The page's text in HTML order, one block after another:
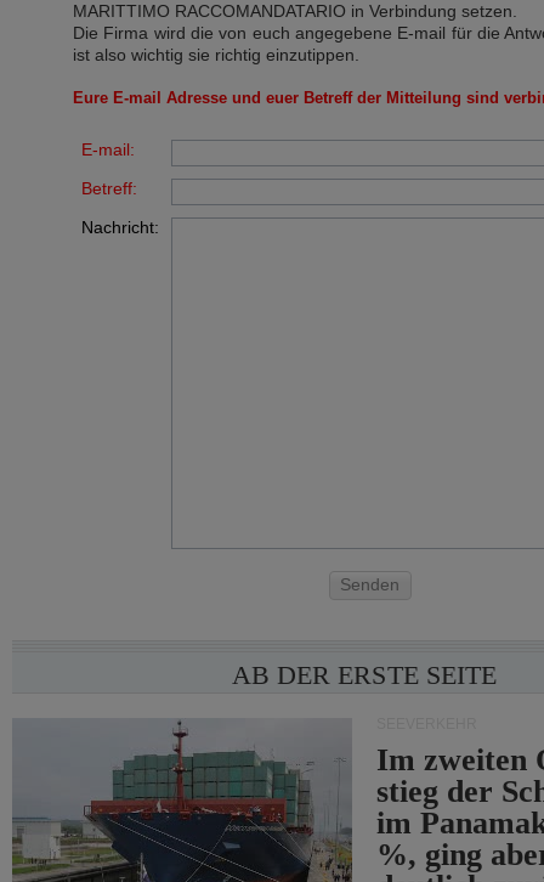
MARITTIMO RACCOMANDATARIO in Verbindung setzen.
Die Firma wird die von euch angegebene E-mail für die
ist also wichtig sie richtig einzutippen.
Eure E-mail Adresse und euer Betreff der Mitteilung sind
E-mail:
Betreff:
Nachricht:
Senden
AB DER ERSTE SEITE
Im zweiten
stieg der
im
%, ging